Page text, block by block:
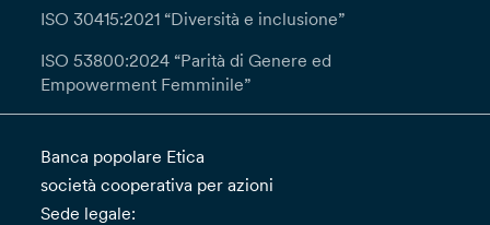
ISO 30415:2021 “Diversità e inclusione”
ISO 53800:2024 “Parità di Genere ed
Empowerment Femminile”
Banca popolare Etica
società cooperativa per azioni
Sede legale: